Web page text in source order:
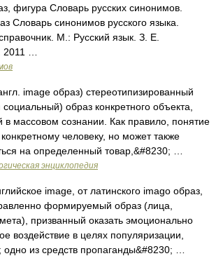
фигура Словарь русских синонимов.
Словарь синонимов русского языка.
М.: Русский язык. З. Е.
2011 …
image образ) стереотипизированный
образ конкретного объекта,
массовом сознании. Как правило, понятие
человеку, но может также
на определенный товар,&#8230; …
энциклопедия
image, от латинского imago образ,
формируемый образ (лица,
призванный оказать эмоционально
воздействие в целях популяризации,
одно из средств пропаганды&#8230; …